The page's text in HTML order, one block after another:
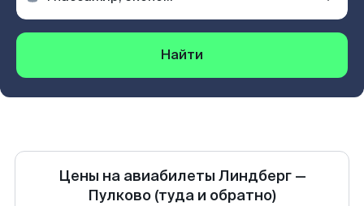
Найти
Цены на авиабилеты Линдберг—
Пулково (туда и обратно)